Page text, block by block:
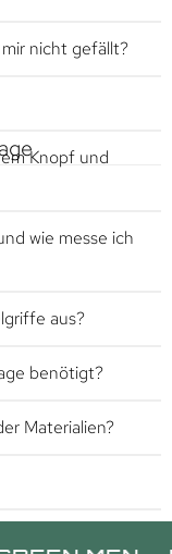
nicht gefällt?
Knopf und
wie messe ich
aus?
benötigt?
Materialien?